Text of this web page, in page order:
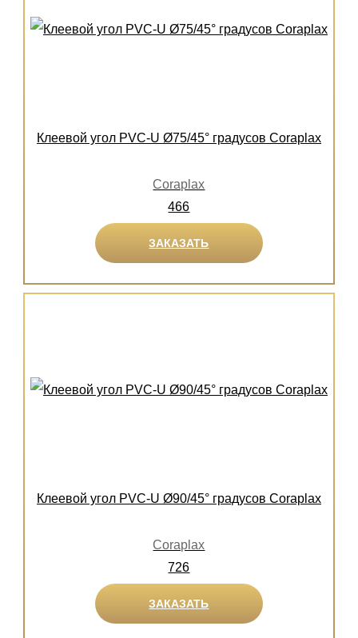
Клеевой угол PVC-U Ø75/45° градусов Coraplax
Coraplax
466
ЗАКАЗАТЬ
Клеевой угол PVC-U Ø90/45° градусов Coraplax
Coraplax
726
ЗАКАЗАТЬ